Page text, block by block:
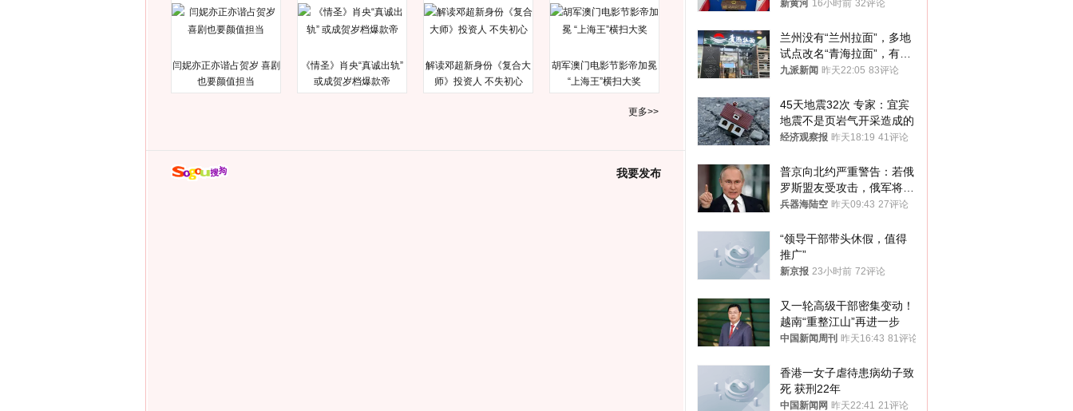
闫妮亦正亦谐占贺岁 喜剧
也要颜值担当
《情圣》肖央“真诚出轨”
或成贺岁档爆款帝
解读邓超新身份《复合大
师》投资人 不失初心
胡军澳门电影节影帝加冕
“上海王”横扫大奖
更多>>
我要发布
新黄河 16小时前 32评论
兰州没有“兰州拉面”，多地
试点改名“青海拉面”，有商
家改名已两年
九派新闻 昨天22:05 83评论
45天地震32次 专家：宜宾
地震不是页岩气开采造成的
经济观察报 昨天18:19 41评论
普京向北约严重警告：若俄
罗斯盟友受攻击，俄军将动
用核武器保护
兵器海陆空 昨天09:43 27评论
“领导干部带头休假，值得
推广”
新京报 23小时前 72评论
又一轮高级干部密集变动！
越南“重整江山”再进一步
中国新闻周刊 昨天16:43 81评论
香港一女子虐待患病幼子致
死 获刑22年
中国新闻网 昨天22:41 21评论